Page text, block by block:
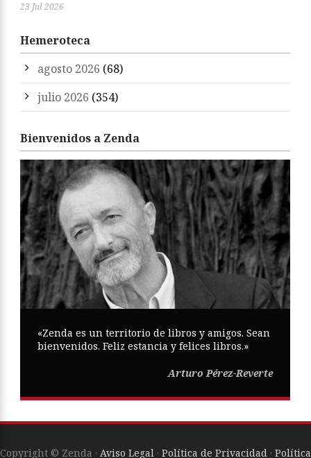
23 Jul 2026
Hemeroteca
agosto 2026 (68)
julio 2026 (354)
Bienvenidos a Zenda
«Zenda es un territorio de libros y amigos. Sean
bienvenidos. Feliz estancia y felices libros.»
Arturo Pérez-Reverte
Copyright © Zenda · Aviso Legal · Política de Privacidad · Política